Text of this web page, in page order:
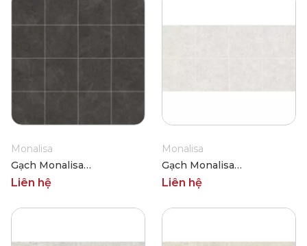
Monalisa
Gạch Monalisa
FDS100364M 600x600
Liên hệ
Monalisa
Gạch Monalisa
FDS100390M 600x600
Liên hệ